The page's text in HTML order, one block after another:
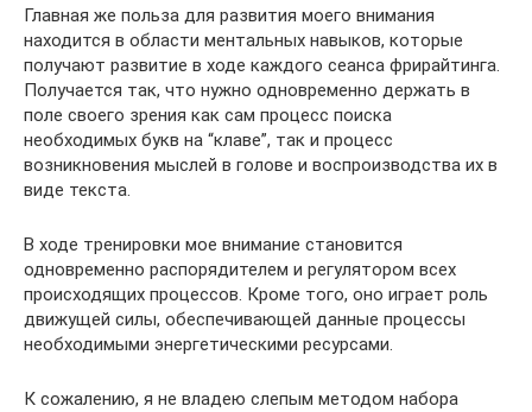
Главная же польза для развития моего внимания
находится в области ментальных навыков, которые
получают развитие в ходе каждого сеанса фрирайтинга.
Получается так, что нужно одновременно держать в
поле своего зрения как сам процесс поиска
необходимых букв на “клаве”, так и процесс
возникновения мыслей в голове и воспроизводства их в
виде текста.
В ходе тренировки мое внимание становится
одновременно распорядителем и регулятором всех
происходящих процессов. Кроме того, оно играет роль
движущей силы, обеспечивающей данные процессы
необходимыми энергетическими ресурсами.
К сожалению, я не владею слепым методом набора